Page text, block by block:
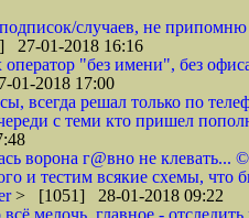
случаев, не
01-2018 16:16
"без имени", без
2018 17:00
всегда решал только по
с теми кто пришел
ворона г@вно не клевать...
и тестим всякие схемы, что
> [1051] 28-01-2018 09:22
всё мелочь, главное -